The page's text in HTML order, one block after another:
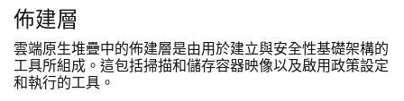
佈建層
雲端原生堆疊中的佈建層是由用於建立與安全性基礎架構的
工具所組成。這包括掃描和儲存容器映像以及啟用政策設定
和執行的工具。